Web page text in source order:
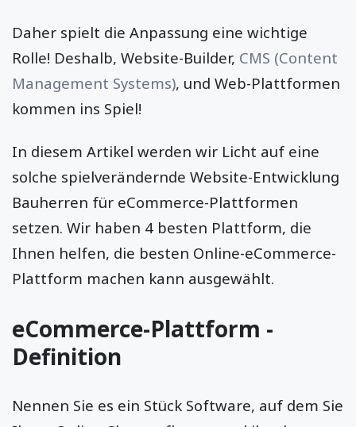
Daher spielt die Anpassung eine wichtige
Rolle! Deshalb, Website-Builder, CMS (Content
Management Systems), und Web-Plattformen
kommen ins Spiel!
In diesem Artikel werden wir Licht auf eine
solche spielverändernde Website-Entwicklung
Bauherren für eCommerce-Plattformen
setzen. Wir haben 4 besten Plattform, die
Ihnen helfen, die besten Online-eCommerce-
Plattform machen kann ausgewählt.
eCommerce-Plattform -
Definition
Nennen Sie es ein Stück Software, auf dem Sie